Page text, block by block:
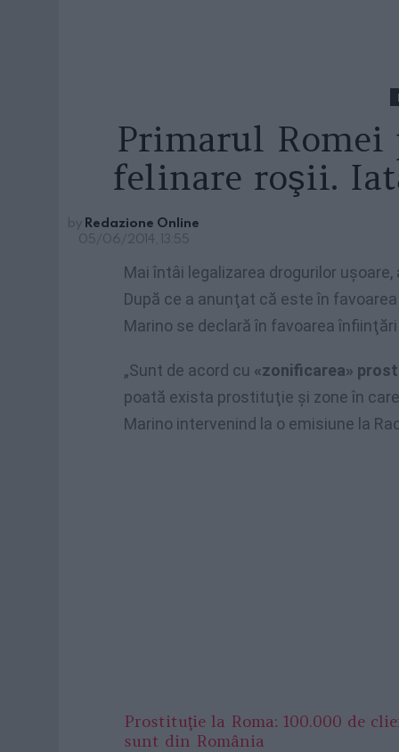
Primarul Romei
felinare roşii.
by Redazione Online
05/06/2014, 13:55
Mai întâi legalizarea drogurilor uşoare,
După ce a anunţat că este în
Marino se declară în favoarea
„Sunt de acord cu «zonificarea»
poată exista prostituţie şi zone în
Marino intervenind la o emisiune la
Prostituţie la Roma: 100.000 de
sunt din România